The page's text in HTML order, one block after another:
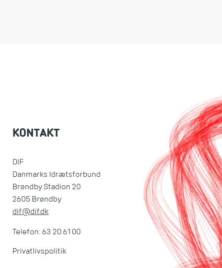
KONTAKT
DIF
Danmarks Idrætsforbund
Brøndby Stadion 20
2605 Brøndby
dif@dif.dk
Telefon: 63 20 61 00
Privatlivspolitik